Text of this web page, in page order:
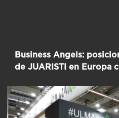
Business Angels:
de JUARISTI en Europa